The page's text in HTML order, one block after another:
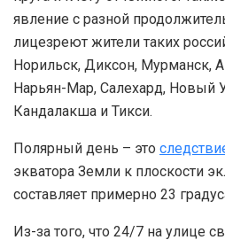
явление с разной
лицезреют жители таких
Норильск, Диксон, Мурманск,
Нарьян-Мар, Салехард, Новый
Кандалакша и Тикси.
Полярный день – это
экватора Земли к плоскости
составляет примерно 23
Из-за того, что 24/7 на улице